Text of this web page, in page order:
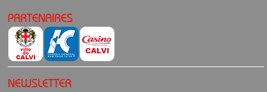
PARTENAIRES
NEWSLETTER